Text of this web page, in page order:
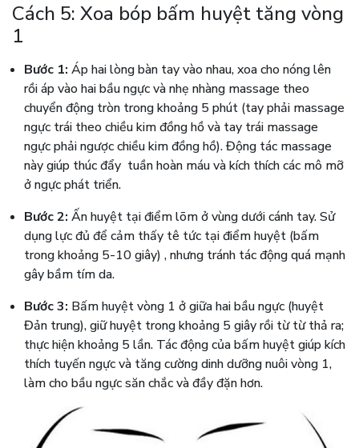
Cách 5: Xoa bóp bấm huyệt tăng vòng
1
Bước 1: Áp hai lòng bàn tay vào nhau, xoa cho nóng lên
rồi áp vào hai bầu ngực và nhẹ nhàng massage theo
chuyển động tròn trong khoảng 5 phút (tay phải massage
ngực trái theo chiều kim đồng hồ và tay trái massage
ngực phải ngược chiều kim đồng hồ). Động tác massage
này giúp thúc đẩy tuần hoàn máu và kích thích các mô mỡ
ở ngực phát triển.
Bước 2: Ấn huyệt tại điểm lõm ở vùng dưới cánh tay. Sử
dụng lực đủ để cảm thấy tê tức tại điểm huyệt (bấm
trong khoảng 5-10 giây) , nhưng tránh tác động quá mạnh
gây bầm tím da.
Bước 3: Bấm huyệt vòng 1 ở giữa hai bầu ngực (huyệt
Đản trung), giữ huyệt trong khoảng 5 giây rồi từ từ thả ra;
thực hiện khoảng 5 lần. Tác động của bấm huyệt giúp kích
thích tuyến ngực và tăng cường dinh dưỡng nuôi vòng 1,
làm cho bầu ngực săn chắc và đầy đặn hơn.